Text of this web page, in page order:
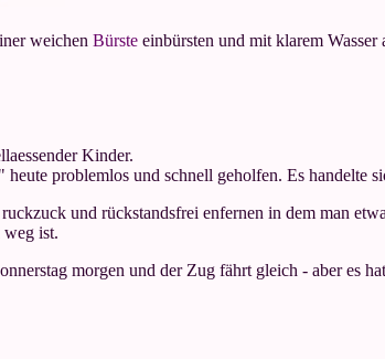
weichen Bürste einbürsten und mit klarem Wasser
Kinder.
problemlos und schnell geholfen. Es handelte
und rückstandsfrei enfernen in dem man
ist.
morgen und der Zug fährt gleich - aber es